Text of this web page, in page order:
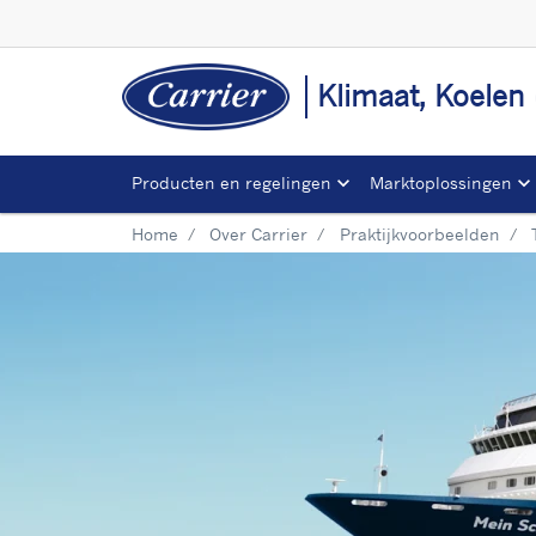
Klimaat,
Producten en regelingen Marktoplossingen
Home Over Carrier Praktijkvoorbeelden